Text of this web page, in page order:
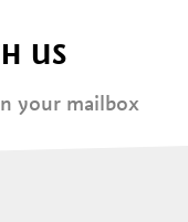
US
your mailbox